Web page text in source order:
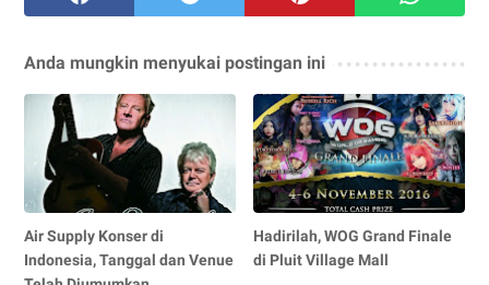
Anda mungkin menyukai postingan ini
Air Supply Konser di
Indonesia, Tanggal dan Venue
Hadirilah, WOG Grand Finale
di Pluit Village Mall